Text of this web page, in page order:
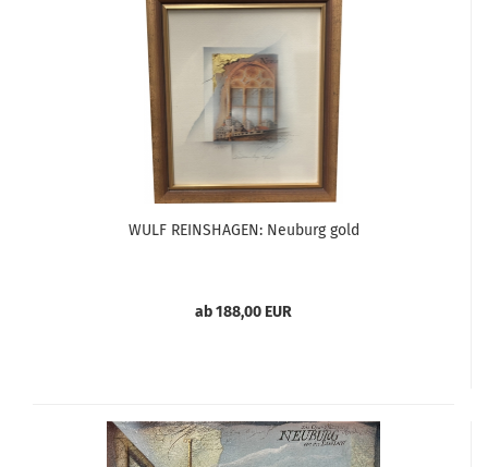
WULF REINSHAGEN: Neuburg gold
ab 188,00 EUR